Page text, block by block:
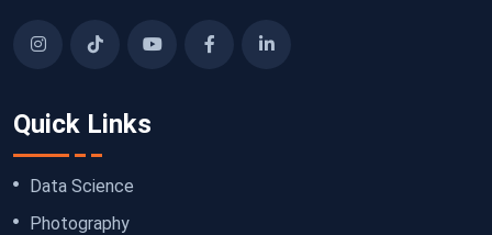
Quick Links
Data Science
Photography